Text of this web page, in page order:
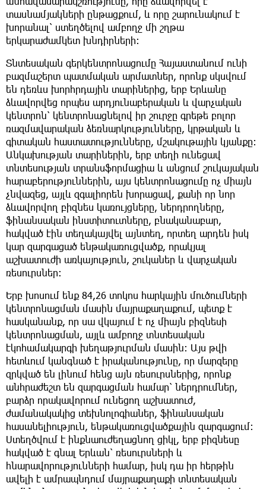
տասնամյակների ընթացքում, և որը շարունակում է
խորանալ՝ ստեղծելով ամբողջ մի շղթա
երկարաժամկետ խնդիրների։
Տնտեսական գերկենտրոնացումը Հայաստանում ունի
բազմաշերտ պատմական արմատներ, որոնք սկսվում
են դեռևս խորհրդային տարիներից, երբ Երևանը
ձևավորվեց որպես արդյունաբերական և վարչական
կենտրոն՝ կենտրոնացնելով իր շուրջը գրեթե բոլոր
ռազմավարական ձեռնարկությունները, կրթական և
գիտական հաստատությունները, մշակութային կյանքը։
Անկախության տարիներին, երբ տեղի ունեցավ
տնտեսության տրանսֆորմացիա և անցում շուկայական
հարաբերություններին, այս կենտրոնացումը ոչ միայն
չնվազեց, այլև զգալիորեն խորացավ, քանի որ նոր
ձևավորվող բիզնես կառույցները, ներդրողները,
ֆինանսական ինստիտուտները, բնականաբար,
հակված էին տեղակայվել այնտեղ, որտեղ արդեն իսկ
կար զարգացած ենթակառուցվածք, որակյալ
աշխատուժի առկայություն, շուկաներ և վարչական
ռեսուրսներ։
Երբ խոսում ենք 84,26 տոկոս հարկային մուծումների
կենտրոնացման մասին մայրաքաղաքում, պետք է
հասկանանք, որ սա վկայում է ոչ միայն բիզնեսի
կենտրոնացման, այլև ամբողջ տնտեսական
էկոհամակարգի խեղաթյուրման մասին։ Այս թվի
հետևում կանգնած է իրականությունը, որ մարզերը
զրկված են լինում հենց այն ռեսուրսներից, որոնք
անհրաժեշտ են զարգացման համար՝ ներդրումներ,
բարձր որակավորում ունեցող աշխատուժ,
ժամանակակից տեխնոլոգիաներ, ֆինանսական
հասանելիություն, ենթակառուցվածքային զարգացում։
Ստեղծվում է ինքնաուժեղացնող ցիկլ, երբ բիզնեսը
հակված է գնալ Երևան՝ ռեսուրսների և
հնարավորությունների համար, իսկ դա իր հերթին
ավելի է ամրապնդում մայրաքաղաքի տնտեսական